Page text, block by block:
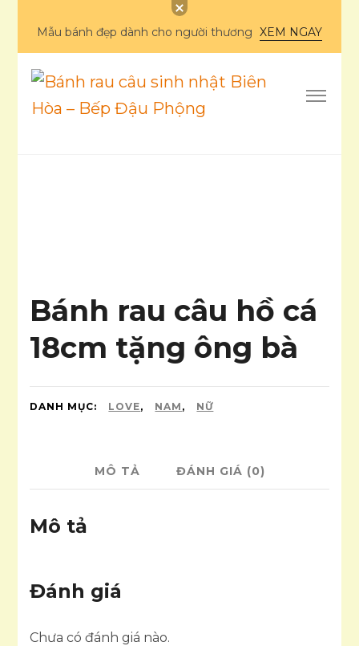
Mẫu bánh đẹp dành cho người thương XEM NGAY
Bánh rau câu sinh
nhật Biên Hòa – Bếp
Bánh rau câu hồ cá
18cm tặng ông bà
DANH MỤC: LOVE, NAM , NỮ
MÔ TẢ ĐÁNH GIÁ (0)
Mô tả
Đánh giá
Chưa có đánh giá nào.